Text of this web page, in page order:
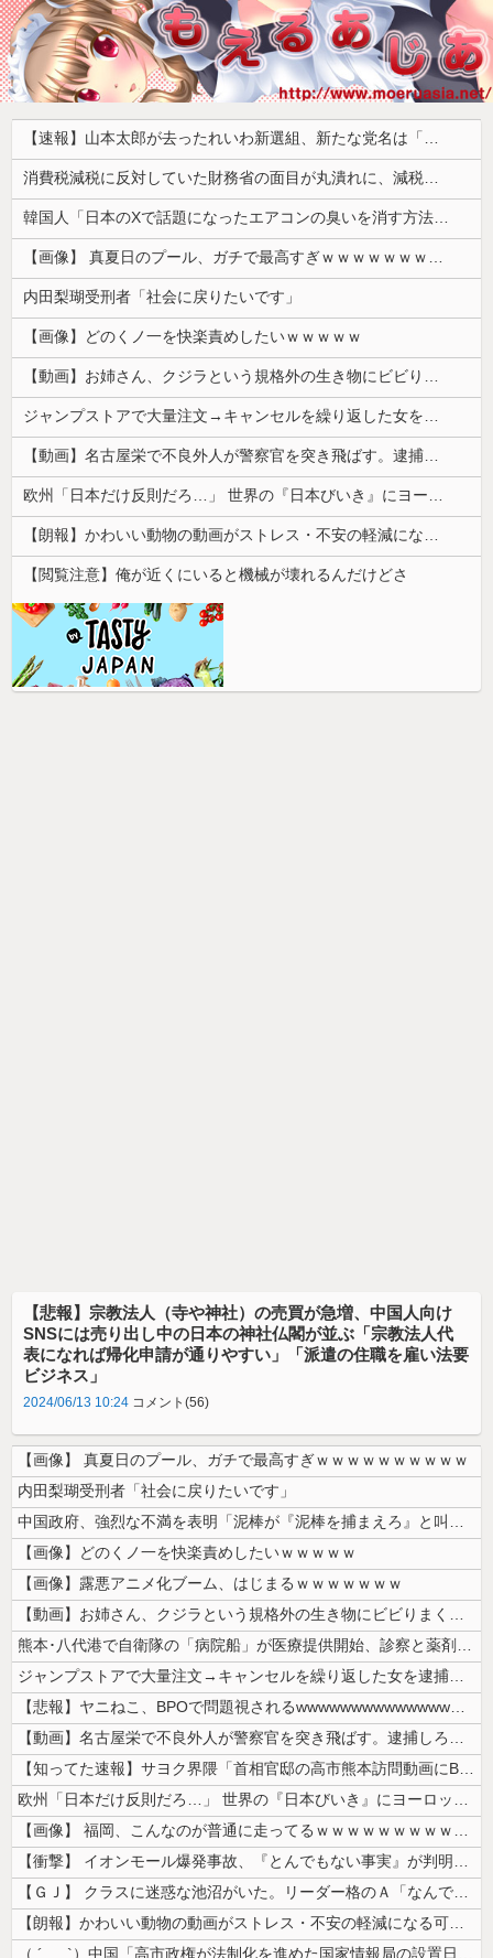
【速報】山本太郎が去ったれいわ新選組、新たな党名は「いのちの党」 略称「いのち」
消費税減税に反対していた財務省の面目が丸潰れに、減税が決まった途端に市場が動き出したが……
韓国人「日本のXで話題になったエアコンの臭いを消す方法をご覧ください」→「これマジ？」
【画像】 真夏日のプール、ガチで最高すぎｗｗｗｗｗｗｗｗｗｗ
内田梨瑚受刑者「社会に戻りたいです」
【画像】どのくノ一を快楽責めしたいｗｗｗｗｗ
【動画】お姉さん、クジラという規格外の生き物にビビりまくる 【Pickup05164712】
ジャンプストアで大量注文→キャンセルを繰り返した女を逮捕 「注文で欲求が満たされた」総額43億円
【動画】名古屋栄で不良外人が警察官を突き飛ばす。逮捕しろやｗｗｗ
欧州「日本だけ反則だろ…」 世界の『日本びいき』にヨーロッパ全土から不満の声
【朗報】かわいい動物の動画がストレス・不安の軽減になる可能性。英大学の研究で実証
【閲覧注意】俺が近くにいると機械が壊れるんだけどさ
【悲報】宗教法人（寺や神社）の売買が急増、中国人向け
SNSには売り出し中の日本の神社仏閣が並ぶ「宗教法人代
表になれば帰化申請が通りやすい」「派遣の住職を雇い法要
ビジネス」
2024/06/13 10:24 コメント(56)
【画像】 真夏日のプール、ガチで最高すぎｗｗｗｗｗｗｗｗｗｗ
内田梨瑚受刑者「社会に戻りたいです」
中国政府、強烈な不満を表明「泥棒が『泥棒を捕まえろ』と叫ぶようなやり口...
【画像】どのくノ一を快楽責めしたいｗｗｗｗｗ
【画像】露悪アニメ化ブーム、はじまるｗｗｗｗｗｗｗ
【動画】お姉さん、クジラという規格外の生き物にビビりまくる 【Pick...
熊本･八代港で自衛隊の「病院船」が医療提供開始、診察と薬剤処方…被災者...
ジャンプストアで大量注文→キャンセルを繰り返した女を逮捕 「注文で欲求...
【悲報】ヤニねこ、BPOで問題視されるwwwwwwwwwwwwwwww...
【動画】名古屋栄で不良外人が警察官を突き飛ばす。逮捕しろやｗｗｗ
【知ってた速報】サヨク界隈「首相官邸の高市熊本訪問動画にBGMが付いて...
欧州「日本だけ反則だろ…」 世界の『日本びいき』にヨーロッパ全土から不...
【画像】 福岡、こんなのが普通に走ってるｗｗｗｗｗｗｗｗｗｗｗｗｗｗｗ...
【衝撃】 イオンモール爆発事故、『とんでもない事実』が判明してしまう・...
【ＧＪ】 クラスに迷惑な池沼がいた。リーダー格のＡ「なんで支援学級に入...
【朗報】かわいい動物の動画がストレス・不安の軽減になる可能性。英大学の...
（ ´_ゝ`）中国「高市政権が法制化を進めた国家情報局の設置日が7月3...